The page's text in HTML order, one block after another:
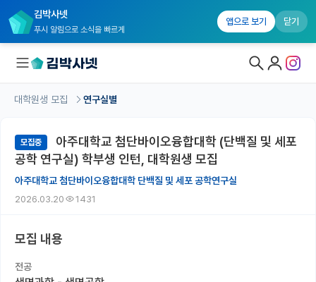
김박사넷
푸시 알림으로 소식을 빠르게
앱으로 보기 닫기
대학원생 모집 홈
기관별 모집 정보
연구실별 모집 정보
전공별 모집 정보
대학원생 모집 연구실별
모집중
아주대학교 첨단바이오융합대학 (단백질 및 세포
공학 연구실) 학부생 인턴, 대학원생 모집
아주대학교 첨단바이오융합대학 단백질 및 세포 공학연구실
2026.03.20 1431
모집 내용
전공